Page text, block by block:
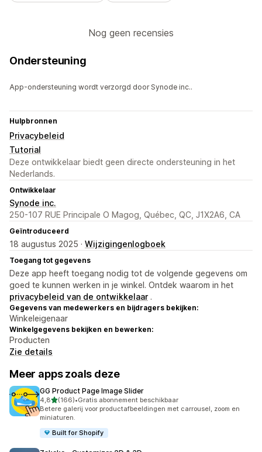
Nog geen recensies
Ondersteuning
App-ondersteuning wordt verzorgd door Synode inc..
Hulpbronnen
Privacybeleid
Tutorial
Deze ontwikkelaar biedt geen directe ondersteuning in het
Nederlands.
Ontwikkelaar
Synode inc.
250-107 RUE Principale O Magog, Québec, QC, J1X2A6, CA
Geïntroduceerd
18 augustus 2025 · Wijzigingenlogboek
Toegang tot gegevens
Deze app heeft toegang nodig tot de volgende gegevens om
goed te kunnen werken in je winkel. Ontdek waarom in het
privacybeleid van de ontwikkelaar .
Gegevens van medewerkers en bijdragers bekijken:
Winkeleigenaar
Winkelgegevens bekijken en bewerken:
Producten
Zie details
Meer apps zoals deze
GG Product Page Image Slider
4,8van 5 sterren
(166)
166 recensies in totaal
•Gratis abonnement beschikbaar
Betere galerij voor productafbeeldingen met carrousel, zoom en
miniaturen.
Built for Shopify